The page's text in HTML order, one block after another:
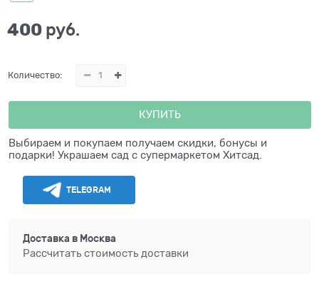
400 руб.
Количество:
КУПИТЬ
Выбираем и покупаем получаем скидки, бонусы и
подарки! Украшаем сад с супермаркетом Хитсад.
TELEGRAM
Доставка в Москва
Рассчитать стоимость доставки